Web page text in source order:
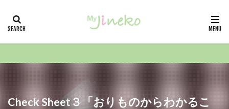
Check Sheet３「おりものからわかるこ
カテゴリー
タグ
21冬 小山嵩夫クリニック
月経・生理